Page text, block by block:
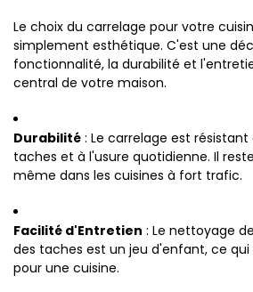
Le choix du carrelage pour votre
simplement esthétique. C'est une
fonctionnalité, la durabilité et
central de votre maison.
Durabilité : Le carrelage est
taches et à l'usure quotidienne. Il
même dans les cuisines à fort trafic.
Facilité d'Entretien : Le nettoyage
des taches est un jeu d'enfant, ce
pour une cuisine.